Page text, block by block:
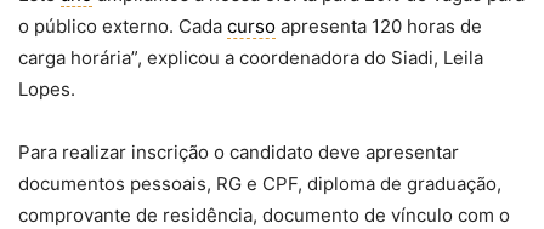
o público externo. Cada curso apresenta 120 horas de
carga horária”, explicou a coordenadora do Siadi, Leila
Lopes.
Para realizar inscrição o candidato deve apresentar
documentos pessoais, RG e CPF, diploma de graduação,
comprovante de residência, documento de vínculo com o